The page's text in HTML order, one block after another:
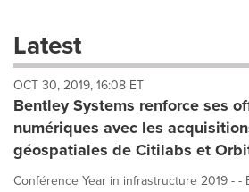
dropdown
will
cause
content
on
this
page
to
Latest
OCT 30, 2019, 16:08 ET
Bentley Systems renforce ses
numériques avec les
géospatiales de Citilabs et
Conférence Year in infrastructure 2019 - -